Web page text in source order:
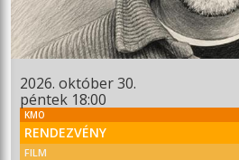
2026. október 30.
péntek 18:00
KMO
RENDEZVÉNY
FILM